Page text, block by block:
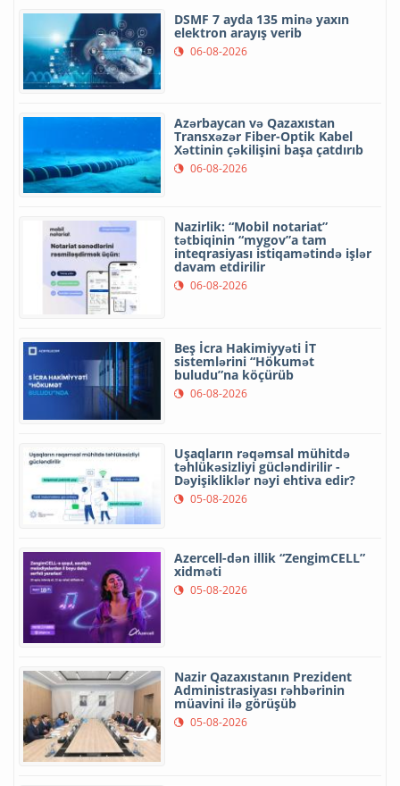
DSMF 7 ayda 135 minə yaxın
elektron arayış verib
06-08-2026
Azərbaycan və Qazaxıstan
Transxəzər Fiber-Optik Kabel
Xəttinin çəkilişini başa çatdırıb
06-08-2026
Nazirlik: “Mobil notariat”
tətbiqinin “mygov”a tam
inteqrasiyası istiqamətində işlər
davam etdirilir
06-08-2026
Beş İcra Hakimiyyəti İT
sistemlərini “Hökumət
buludu”na köçürüb
06-08-2026
Uşaqların rəqəmsal mühitdə
təhlükəsizliyi gücləndirilir -
Dəyişikliklər nəyi ehtiva edir?
05-08-2026
Azercell-dən illik “ZengimCELL”
xidməti
05-08-2026
Nazir Qazaxıstanın Prezident
Administrasiyası rəhbərinin
müavini ilə görüşüb
05-08-2026